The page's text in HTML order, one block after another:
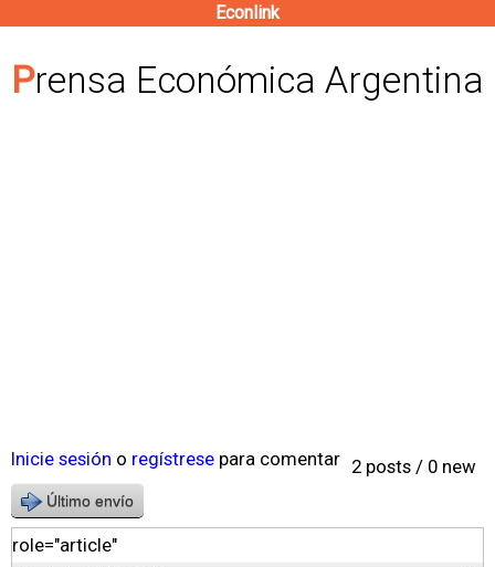
contenido
Econlink
Prensa Económica Argentina
2 posts / 0 new
Inicie sesión o regístrese para comentar
Último envío
role="article"